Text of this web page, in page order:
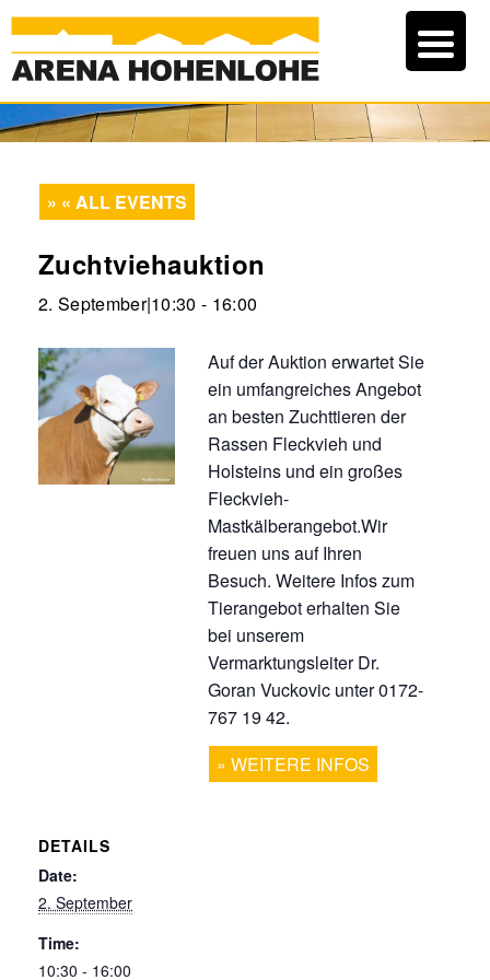
« ALL EVENTS
Zuchtviehauktion
2. September|10:30 - 16:00
Auf der Auktion erwartet Sie
ein umfangreiches Angebot
an besten Zuchttieren der
Rassen Fleckvieh und
Holsteins und ein großes
Fleckvieh-
Mastkälberangebot.Wir
freuen uns auf Ihren
Besuch. Weitere Infos zum
Tierangebot erhalten Sie
bei unserem
Vermarktungsleiter Dr.
Goran Vuckovic unter 0172-
767 19 42.
WEITERE INFOS
DETAILS
Date:
2. September
Time:
10:30 - 16:00